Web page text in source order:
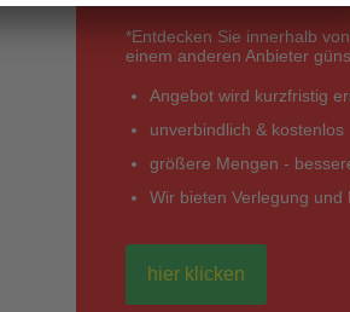
*Entdecken Sie innerhalb
einem anderen Anbieter
Angebot wird kurzfristig
unverbindlich & kostenlos
größere Mengen -
Wir bieten Verlegung und
hier klicken